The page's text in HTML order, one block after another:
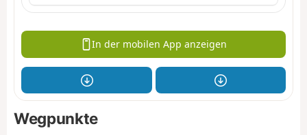
In der mobilen App anzeigen
Wegpunkte